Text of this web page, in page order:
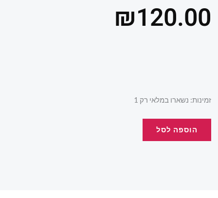
₪120.00
זמינות: נשארו במלאי רק 1
כמות
הוספה לסל